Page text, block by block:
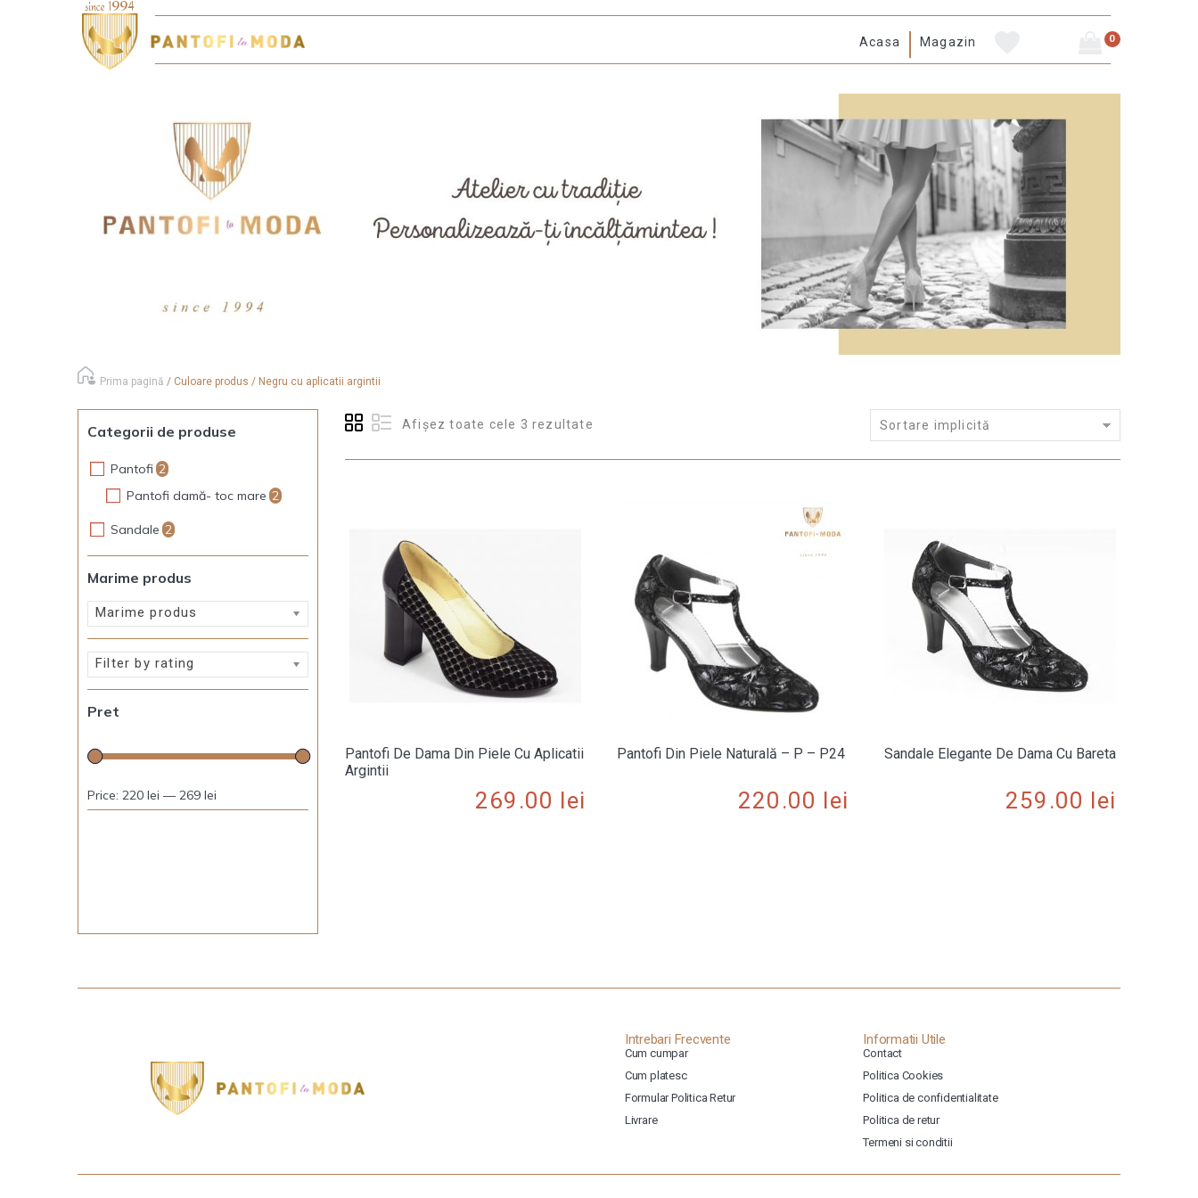
Acasa Magazin 0
Prima pagină / Culoare produs / Negru cu aplicatii argintii
Afișez toate cele 3 rezultate Sortare implicită
Pantofi De Dama Din Piele Cu Aplicatii
Argintii
269.00 lei
Pantofi Din Piele Naturală – P – P24
220.00 lei
Sandale Elegante De Dama Cu Bareta
259.00 lei
Categorii de produse
Pantofi 2
Pantofi damă- toc mare 2
Sandale 2
Marime produs
Marime produs
Filter by rating
Pret
Price: 220 lei —269 lei
Intrebari Frecvente
Cum cumpar
Cum platesc
Formular Politica Retur
Livrare
Informatii Utile
Contact
Politica Cookies
Politica de confidentialitate
Politica de retur
Termeni si conditii